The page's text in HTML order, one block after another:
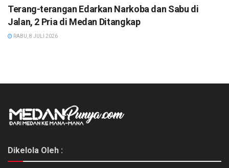
Terang-terangan Edarkan Narkoba dan Sabu di
Jalan, 2 Pria di Medan Ditangkap
RABU, 8 JULI 2026
Dikelola Oleh :